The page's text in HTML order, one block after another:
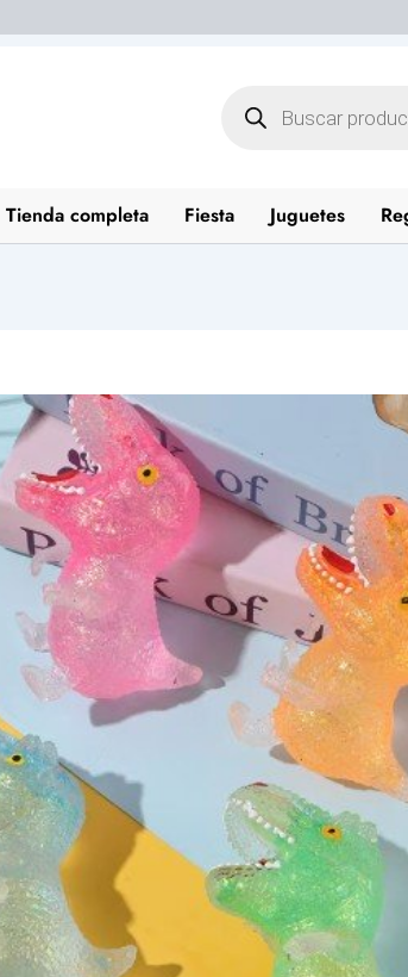
productos
Tienda completa Fiesta Juguetes